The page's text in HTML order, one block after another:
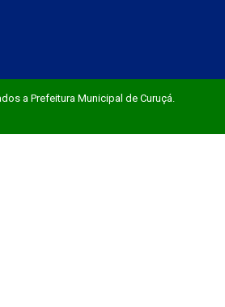
a Prefeitura Municipal de Curuçá.